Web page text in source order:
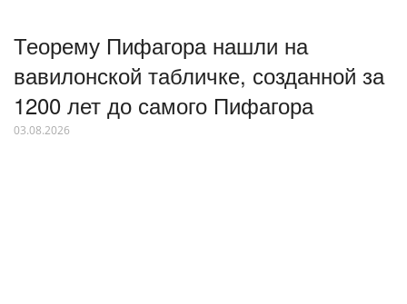
Теорему Пифагора нашли на
вавилонской табличке, созданной за
1200 лет до самого Пифагора
03.08.2026